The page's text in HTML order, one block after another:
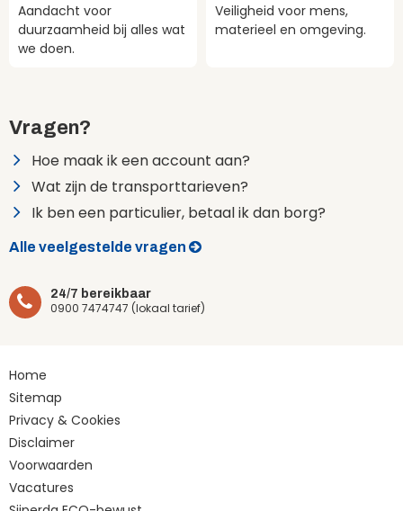
Aandacht voor
duurzaamheid bij alles wat
we doen.
Veiligheid voor mens,
materieel en omgeving.
Vragen?
Hoe maak ik een account aan?
Wat zijn de transporttarieven?
Ik ben een particulier, betaal ik dan borg?
Alle veelgestelde vragen
24/7 bereikbaar
0900 7474747 (lokaal tarief)
Home
Sitemap
Privacy & Cookies
Disclaimer
Voorwaarden
Vacatures